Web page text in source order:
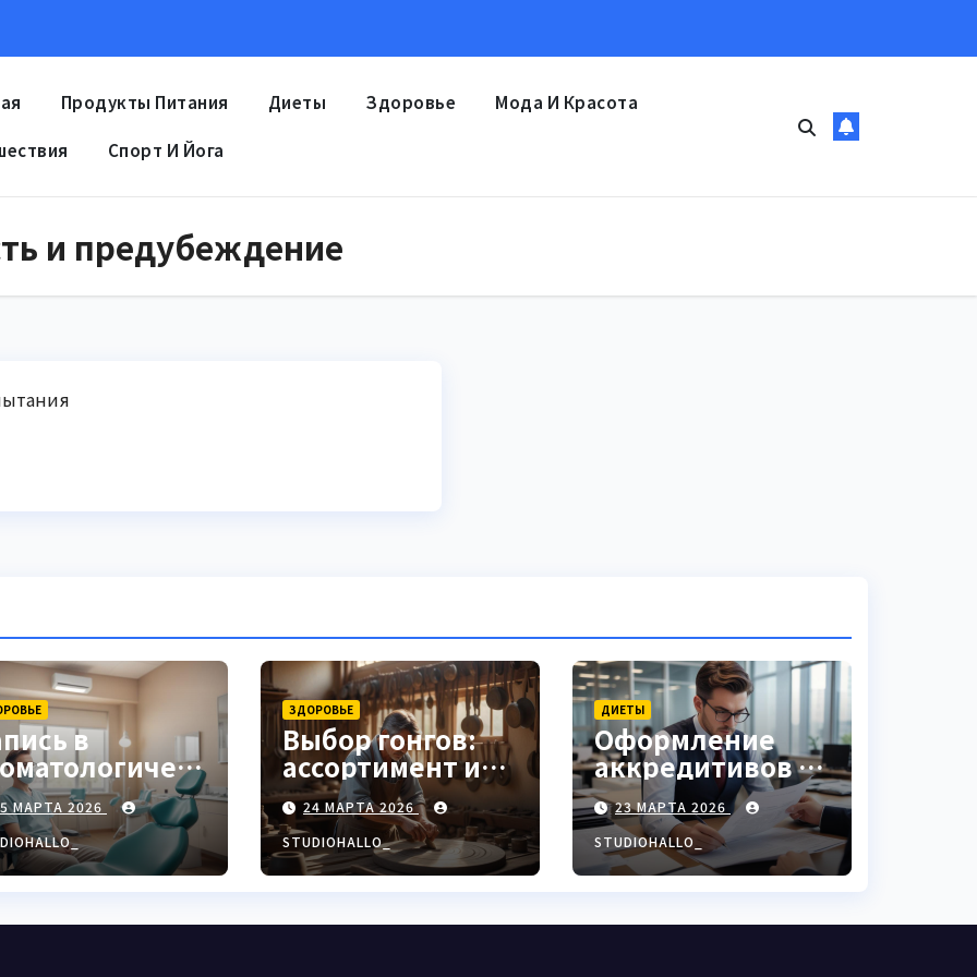
Продукты Питания Диеты Здоровье Мода И Красота
Спорт И Йога
и предубеждение
в
клинику
МАРТА 2026
ЗДОРОВЬЕ
Выбор гонгов:
ассортимент и
характеристики
24 МАРТА 2026
STUDIOHALLO_
ДИЕТЫ
Оформление
аккредитивов в
международной
торговле
23 МАРТА 2026
STUDIOHALLO_